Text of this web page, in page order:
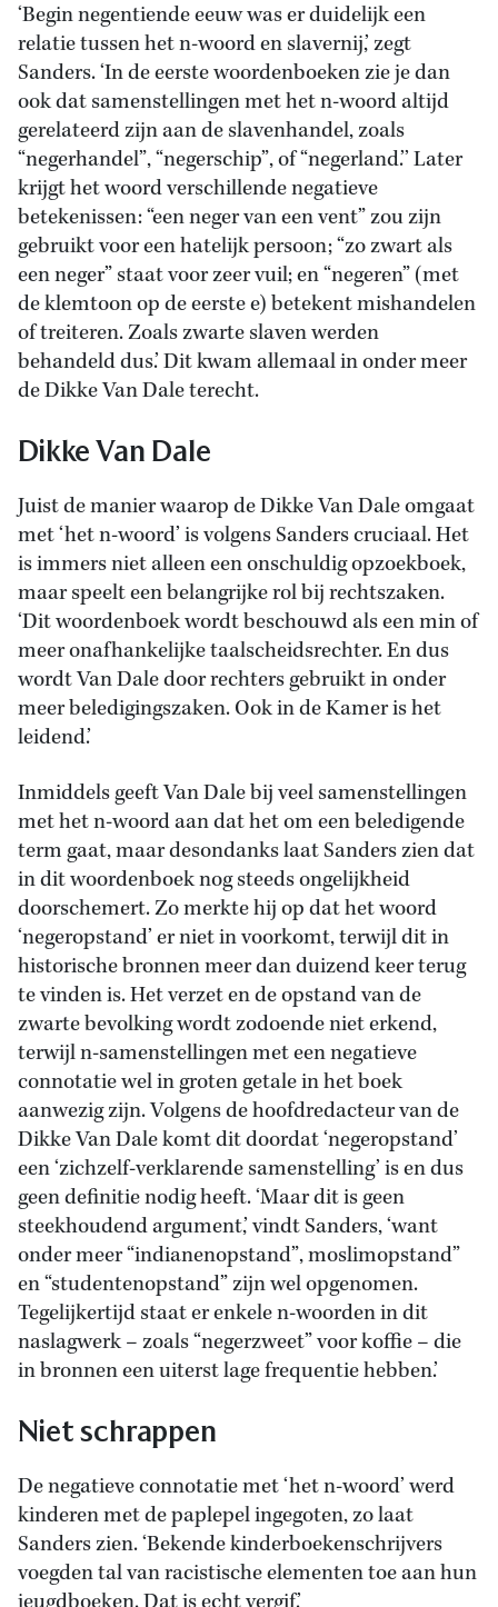
‘Begin negentiende eeuw was er duidelijk een
relatie tussen het n-woord en slavernij,’ zegt
Sanders. ‘In de eerste woordenboeken zie je dan
ook dat samenstellingen met het n-woord altijd
gerelateerd zijn aan de slavenhandel, zoals
“negerhandel”, “negerschip”, of “negerland.’’ Later
krijgt het woord verschillende negatieve
betekenissen: “een neger van een vent” zou zijn
gebruikt voor een hatelijk persoon; “zo zwart als
een neger” staat voor zeer vuil; en “negeren” (met
de klemtoon op de eerste e) betekent mishandelen
of treiteren. Zoals zwarte slaven werden
behandeld dus.’ Dit kwam allemaal in onder meer
de Dikke Van Dale terecht.
Dikke Van Dale
Juist de manier waarop de Dikke Van Dale omgaat
met ‘het n-woord’ is volgens Sanders cruciaal. Het
is immers niet alleen een onschuldig opzoekboek,
maar speelt een belangrijke rol bij rechtszaken.
‘Dit woordenboek wordt beschouwd als een min of
meer onafhankelijke taalscheidsrechter. En dus
wordt Van Dale door rechters gebruikt in onder
meer beledigingszaken. Ook in de Kamer is het
leidend.’
Inmiddels geeft Van Dale bij veel samenstellingen
met het n-woord aan dat het om een beledigende
term gaat, maar desondanks laat Sanders zien dat
in dit woordenboek nog steeds ongelijkheid
doorschemert. Zo merkte hij op dat het woord
‘negeropstand’ er niet in voorkomt, terwijl dit in
historische bronnen meer dan duizend keer terug
te vinden is. Het verzet en de opstand van de
zwarte bevolking wordt zodoende niet erkend,
terwijl n-samenstellingen met een negatieve
connotatie wel in groten getale in het boek
aanwezig zijn. Volgens de hoofdredacteur van de
Dikke Van Dale komt dit doordat ‘negeropstand’
een ‘zichzelf-verklarende samenstelling’ is en dus
geen definitie nodig heeft. ‘Maar dit is geen
steekhoudend argument,’ vindt Sanders, ‘want
onder meer “indianenopstand”, moslimopstand”
en “studentenopstand” zijn wel opgenomen.
Tegelijkertijd staat er enkele n-woorden in dit
naslagwerk – zoals “negerzweet” voor koffie – die
in bronnen een uiterst lage frequentie hebben.’
Niet schrappen
De negatieve connotatie met ‘het n-woord’ werd
kinderen met de paplepel ingegoten, zo laat
Sanders zien. ‘Bekende kinderboekenschrijvers
voegden tal van racistische elementen toe aan hun